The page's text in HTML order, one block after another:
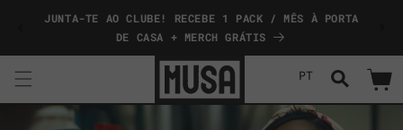
para o
JUNTA-TE AO CLUBE! RECEBE 1 PACK / MÊS À PORTA
DE CASA + MERCH GRÁTIS
PT